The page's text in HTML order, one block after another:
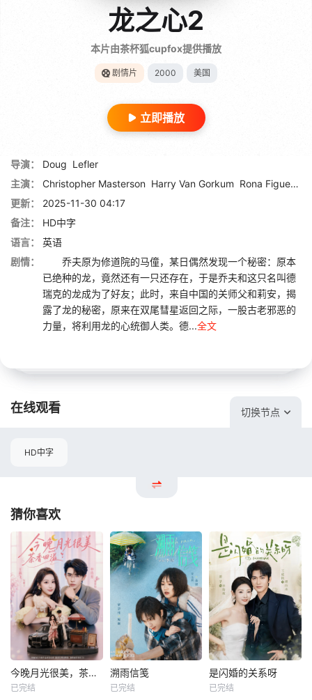
龙之心2
本片由茶杯狐cupfox提供播放
剧情片 2000 美国
立即播放
导演： Doug Lefler
主演：
Christopher Masterson Harry Van Gorkum Rona Figueroa
更新：
2025-11-30 04:17
备注：
HD中字
语言：
英语
剧情：
乔夫原为修道院的马僮，某日偶然发现一个秘密：原本
已绝种的龙，竟然还有一只还存在，于是乔夫和这只名叫德
瑞克的龙成为了好友；此时，来自中国的关师父和莉安，揭
露了龙的秘密，原来在双尾彗星返回之际，一股古老邪恶的
力量，将利用龙的心统御人类。德...全文
在线观看 切换节点
HD中字
猜你喜欢
今晚月光很美，茶香四溢
已完结
溯雨信笺
已完结
是闪婚的关系呀
已完结